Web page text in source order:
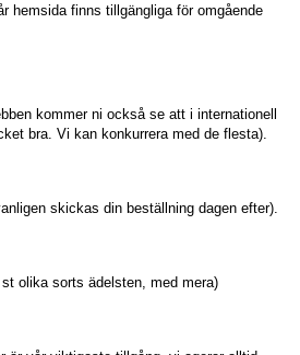
hemsida finns tillgängliga för omgående
kommer ni också se att i internationell
bra. Vi kan konkurrera med de flesta).
skickas din beställning dagen efter).
olika sorts ädelsten, med mera)